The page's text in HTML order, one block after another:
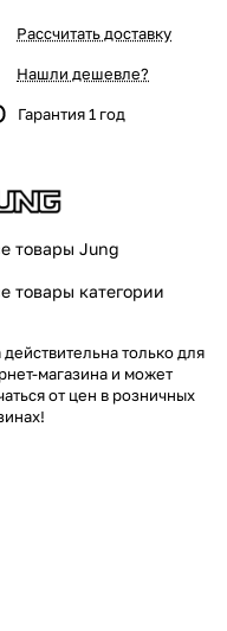
Рассчитать доставку
Нашли дешевле?
Гарантия 1 год
товары Jung
товары категории
только для
магазина и может
от цен в розничных